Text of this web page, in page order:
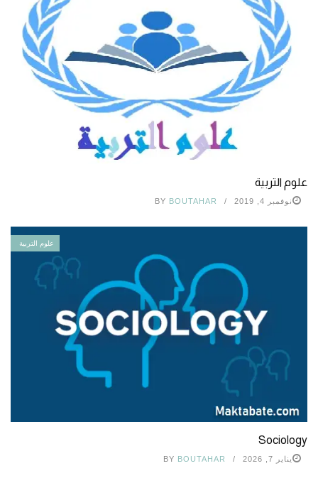
علوم التربية
نوفمبر 4, 2019 BY BOUTAHAR
علوم التربية
Sociology
يناير 7, 2026 BY BOUTAHAR